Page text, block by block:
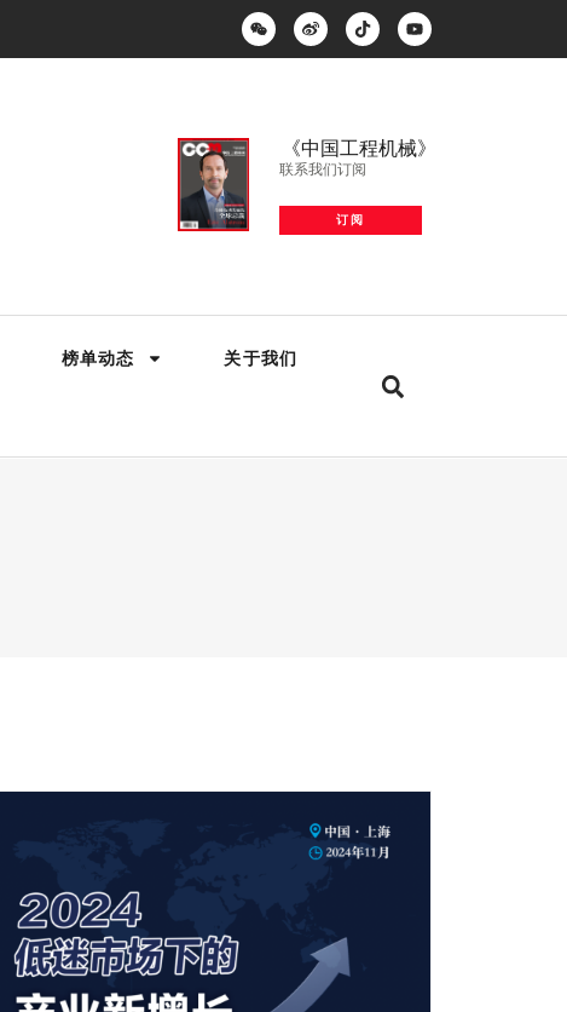
《中国工程机械》
联系我们订阅
订阅
榜单动态
关于我们